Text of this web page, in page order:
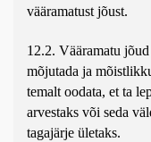
vääramatust jõust.
12.2. Vääramatu
mõjutada ja
temalt oodata, et ta
arvestaks või seda
tagajärje ületaks.